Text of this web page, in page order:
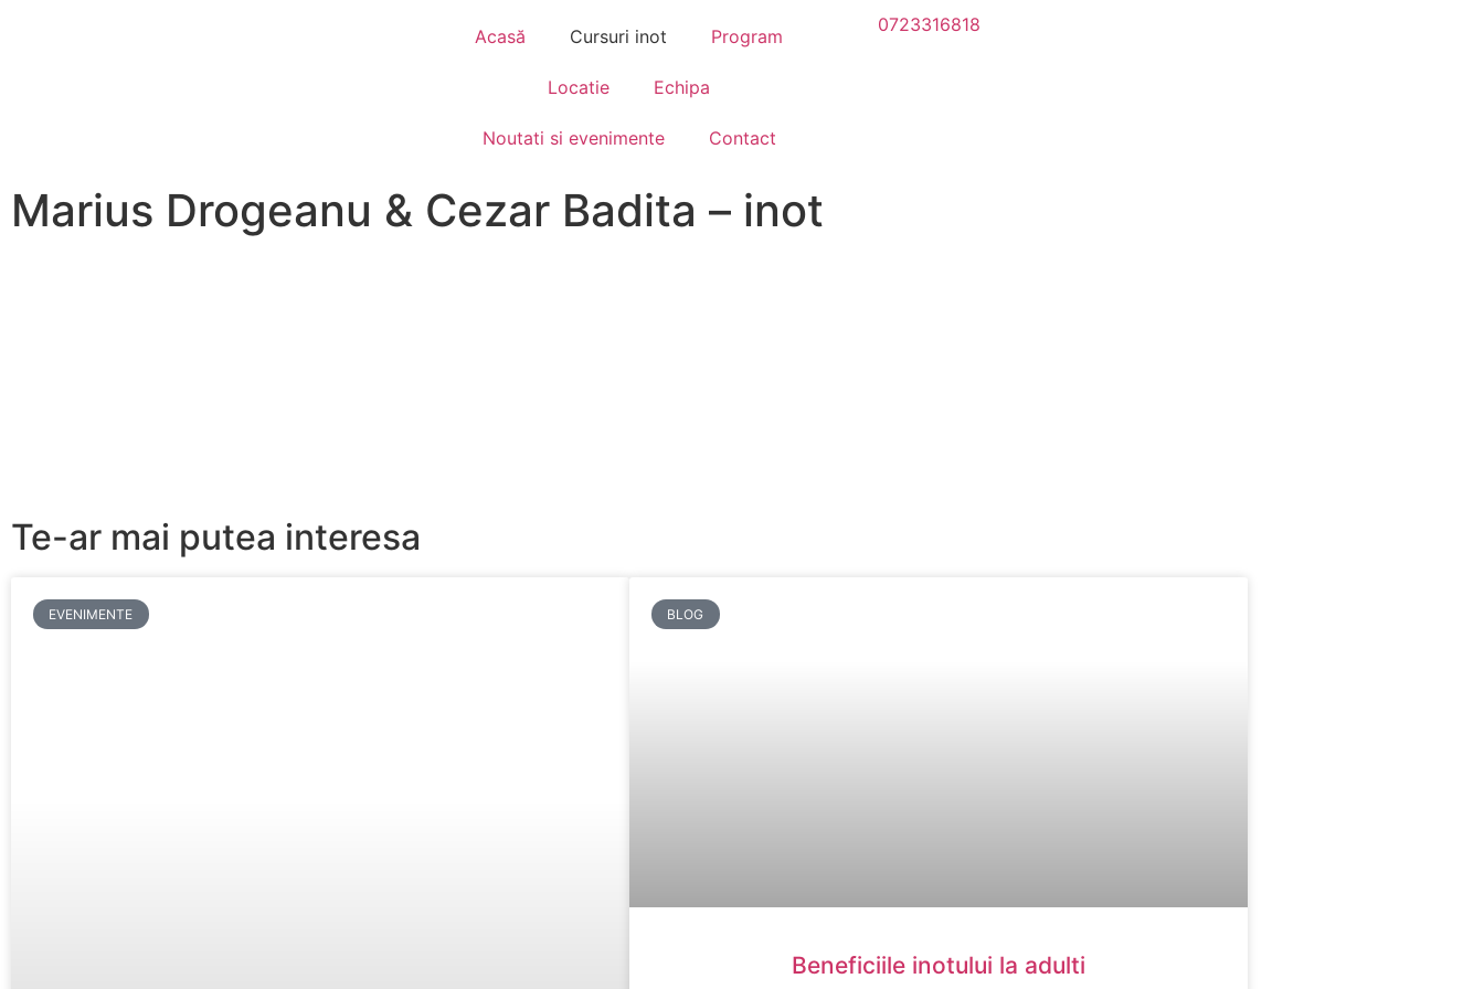
Acasă Cursuri inot Program
Locatie Echipa
Noutati si evenimente Contact
0723316818
Marius Drogeanu & Cezar Badita – inot
Te-ar mai putea interesa
EVENIMENTE BLOG
Beneficiile inotului la adulti